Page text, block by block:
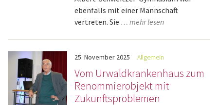
ebenfalls mit einer Mannschaft
vertreten. Sie … mehr lesen
25. November 2025 Allgemein
Vom Urwaldkrankenhaus zum
Renommierobjekt mit
Zukunftsproblemen